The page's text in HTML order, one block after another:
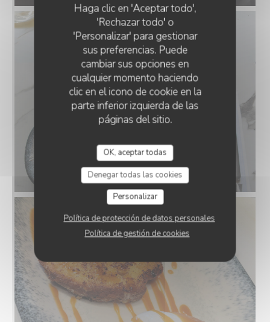
Haga clic en 'Aceptar todo',
'Rechazar todo' o
'Personalizar' para gestionar
sus preferencias. Puede
cambiar sus opciones en
cualquier momento haciendo
clic en el icono de cookie en la
parte inferior izquierda de las
páginas del sitio.
OK, aceptar todas
Denegar todas las cookies
Personalizar
Política de protección de datos personales
Política de gestión de cookies